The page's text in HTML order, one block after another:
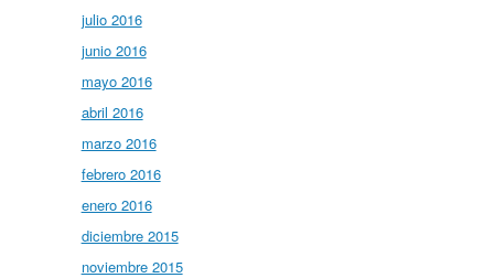
julio 2016
junio 2016
mayo 2016
abril 2016
marzo 2016
febrero 2016
enero 2016
diciembre 2015
noviembre 2015